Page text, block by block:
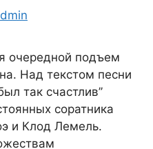
очередной подъем
Над текстом песни
так счастлив’’
соратника
и Клод Лемель.